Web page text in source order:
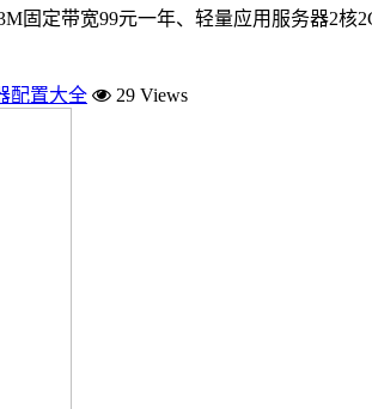
固定带宽99元一年、轻量应用服务器2核
配置大全 29 Views